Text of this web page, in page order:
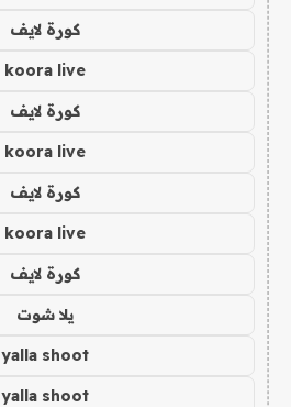
كورة لايف
koora live
كورة لايف
koora live
كورة لايف
koora live
كورة لايف
يلا شوت
yalla shoot
yalla shoot